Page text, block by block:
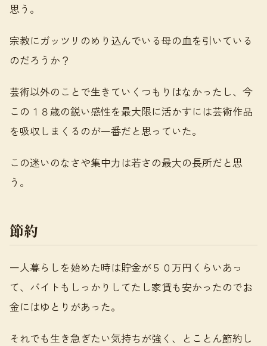
思う。
宗教にガッツリのめり込んでいる母の血を引いている
のだろうか？
芸術以外のことで生きていくつもりはなかったし、今
この１８歳の鋭い感性を最大限に活かすには芸術作品
を吸収しまくるのが一番だと思っていた。
この迷いのなさや集中力は若さの最大の長所だと思
う。
節約
一人暮らしを始めた時は貯金が５０万円くらいあっ
て、バイトもしっかりしてたし家賃も安かったのでお
金にはゆとりがあった。
それでも生き急ぎたい気持ちが強く、とことん節約し